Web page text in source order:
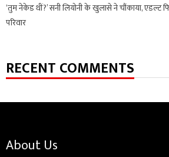
‘तुम नेकेड थीं?’ सनी लियोनी के खुलासे ने चौंकाया, एडल्ट
परिवार
RECENT COMMENTS
About Us